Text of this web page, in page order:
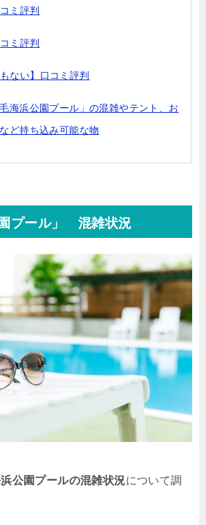
ミ評判
ミ評判
ない】口コミ評判
海浜公園プール」の混雑やテント、お
ど持ち込み可能な物
園プール」 混雑状況
公園プールの混雑状況について調